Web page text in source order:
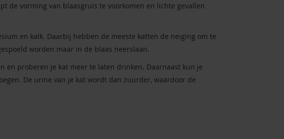
de vorming van blaasgruis te voorkomen en lichte gevallen
en kalk. Daarbij hebben de meeste katten de neiging om te
worden maar in de blaas neerslaan.
en proberen je kat meer te laten drinken. Daarnaast kun je
De urine van je kat wordt dan zuurder, waardoor de